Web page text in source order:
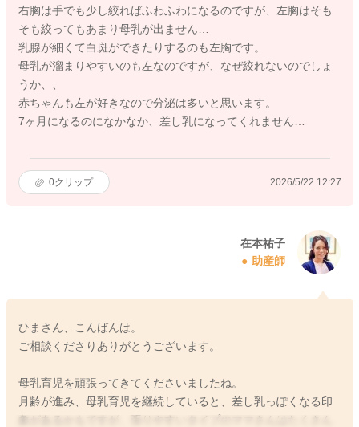
右胸は手でも少し絞ればふわふわになるのですが、左胸はそも
そも絞ってもあまり母乳が出ません…
乳腺が細くて白斑ができたりするのも左胸です。
母乳が溜まりやすいのも左なのですが、なぜ絞れないのでしょ
うか、、
赤ちゃんも左が好きなので分泌は多いと思います。
7ヶ月になるのになかなか、差し乳になってくれません…
0クリップ 2026/5/22 12:27
在本祐子
助産師
ひまさん、こんばんは。
ご相談くださりありがとうございます。
母乳育児を頑張ってきてくださいましたね。
月齢が進み、母乳育児を継続していると、差し乳っぽくなる印
象があるかもですが、張りやすいタイプのママさんはたくさん